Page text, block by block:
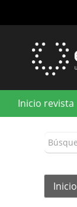
principal
Inicio revista
Inicio